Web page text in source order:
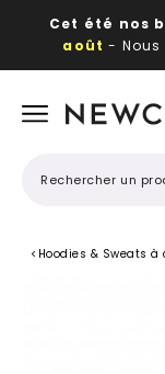
Cet été nos
août - Nous
< Hoodies & Sweats à